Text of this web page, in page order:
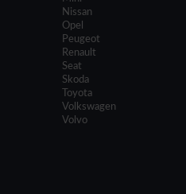
Nissan
Opel
Peugeot
Renault
Seat
Skoda
Toyota
Volkswagen
Volvo